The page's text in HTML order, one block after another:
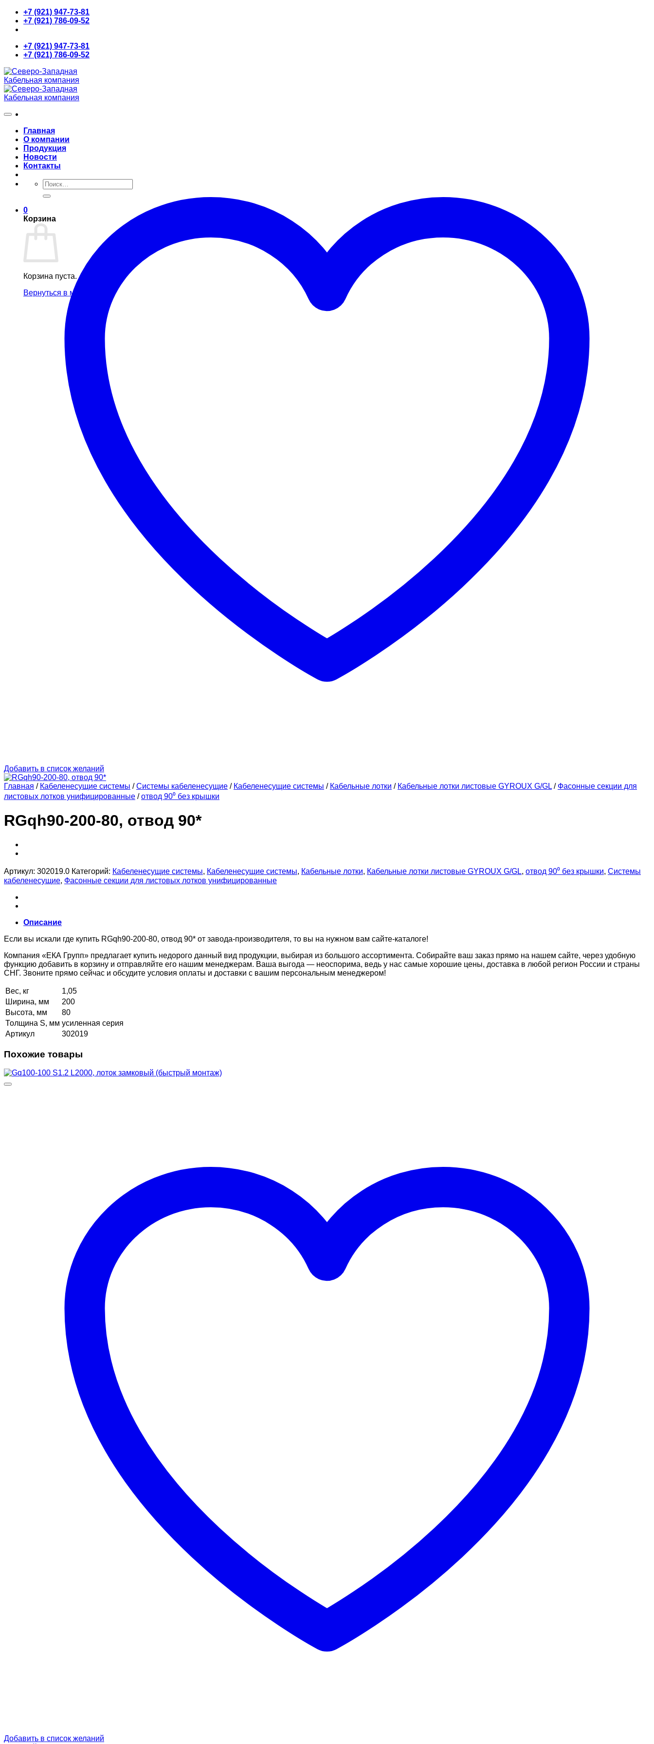
Skip
content
+7 (921) 947-73-81
+7 (921) 786-09-52
+7 (921) 947-73-81
+7 (921) 786-09-52
Главная
О компании
Продукция
Новости
Контакты
Искать:
0
Корзина
Корзина пуста.
Вернуться в магазин
Добавить в список желаний
Главная / Кабеленесущие системы / Системы кабеленесущие / Кабеленесущие системы / Кабельные лотки / Кабельные лотки листовые GYROUX G/GL / Фасонные секции для
листовых лотков унифицированные / отвод 90⁰ без крышки
RGqh90-200-80, отвод 90*
Артикул: 302019.0 Категорий: Кабеленесущие системы, Кабеленесущие системы, Кабельные лотки, Кабельные лотки листовые GYROUX G/GL, отвод 90⁰ без крышки, Системы
кабеленесущие, Фасонные секции для листовых лотков унифицированные
Описание
Если вы искали где купить RGqh90-200-80, отвод 90* от завода-производителя, то вы на нужном вам сайте-каталоге!
Компания «ЕКА Групп» предлагает купить недорого данный вид продукции, выбирая из большого ассортимента. Собирайте ваш заказ прямо на нашем сайте, через удобную
функцию добавить в корзину и отправляйте его нашим менеджерам. Ваша выгода — неоспорима, ведь у нас самые хорошие цены, доставка в любой регион России и страны
СНГ. Звоните прямо сейчас и обсудите условия оплаты и доставки с вашим персональным менеджером!
Вес, кг
1,05
Ширина, мм
200
Высота, мм
80
Толщина S, мм усиленная серия
Артикул
302019
Похожие товары
Добавить в список желаний